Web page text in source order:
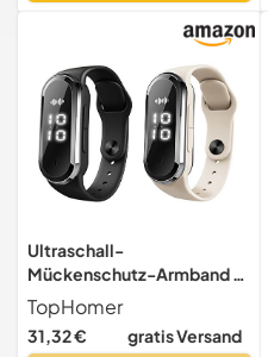
Ultraschall-
Mückenschutz-Armband –
Elektronisches
Mückenschutz-Armband –
Anti-Mücken-Armband,
TopHomer
31,32 € gratis Versand